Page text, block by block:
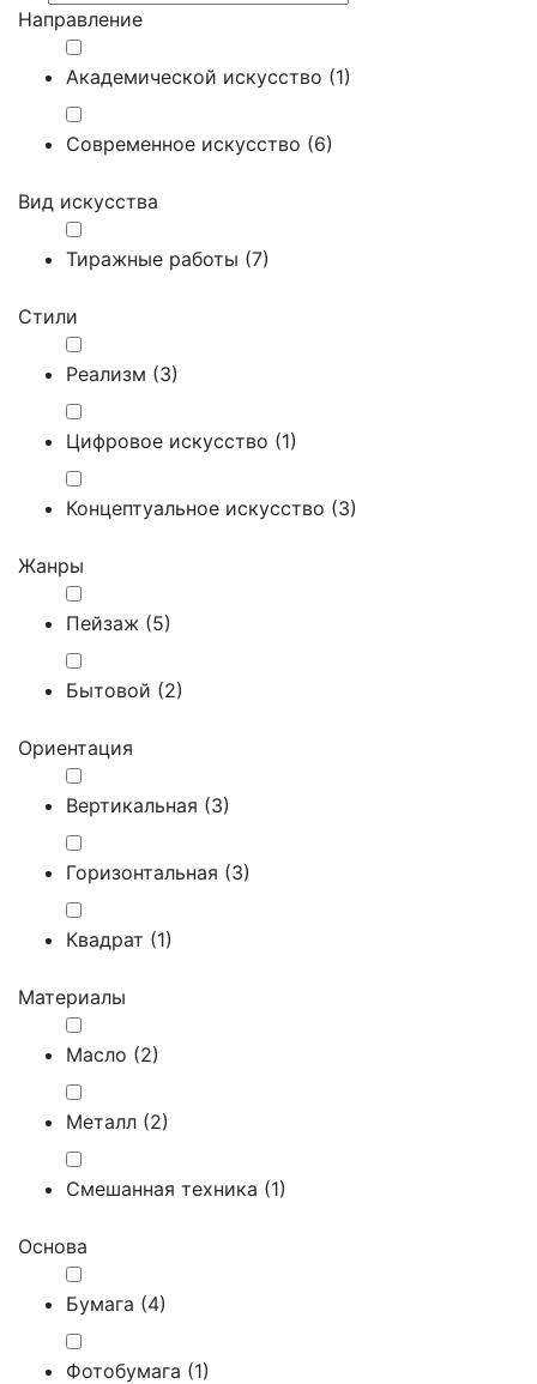
Направление
Академической искусство (1)
Современное искусство (6)
Вид искусства
Тиражные работы (7)
Стили
Реализм (3)
Цифровое искусство (1)
Концептуальное искусство (3)
Жанры
Пейзаж (5)
Бытовой (2)
Ориентация
Вертикальная (3)
Горизонтальная (3)
Квадрат (1)
Материалы
Масло (2)
Металл (2)
Смешанная техника (1)
Основа
Бумага (4)
Фотобумага (1)